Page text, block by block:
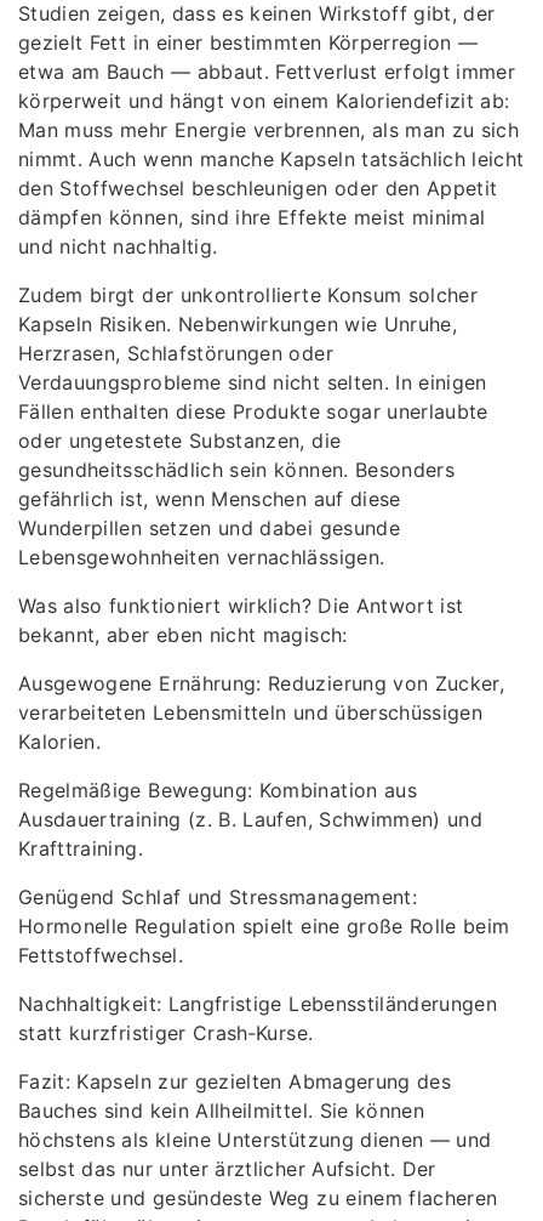
Studien zeigen, dass es keinen Wirkstoff gibt, der
gezielt Fett in einer bestimmten Körperregion —
etwa am Bauch — abbaut. Fettverlust erfolgt immer
körperweit und hängt von einem Kaloriendefizit ab:
Man muss mehr Energie verbrennen, als man zu sich
nimmt. Auch wenn manche Kapseln tatsächlich leicht
den Stoffwechsel beschleunigen oder den Appetit
dämpfen können, sind ihre Effekte meist minimal
und nicht nachhaltig.
Zudem birgt der unkontrollierte Konsum solcher
Kapseln Risiken. Nebenwirkungen wie Unruhe,
Herzrasen, Schlafstörungen oder
Verdauungsprobleme sind nicht selten. In einigen
Fällen enthalten diese Produkte sogar unerlaubte
oder ungetestete Substanzen, die
gesundheitsschädlich sein können. Besonders
gefährlich ist, wenn Menschen auf diese
Wunderpillen setzen und dabei gesunde
Lebensgewohnheiten vernachlässigen.
Was also funktioniert wirklich? Die Antwort ist
bekannt, aber eben nicht magisch:
Ausgewogene Ernährung: Reduzierung von Zucker,
verarbeiteten Lebensmitteln und überschüssigen
Kalorien.
Regelmäßige Bewegung: Kombination aus
Ausdauertraining (z. B. Laufen, Schwimmen) und
Krafttraining.
Genügend Schlaf und Stressmanagement:
Hormonelle Regulation spielt eine große Rolle beim
Fettstoffwechsel.
Nachhaltigkeit: Langfristige Lebensstiländerungen
statt kurzfristiger Crash‑Kurse.
Fazit: Kapseln zur gezielten Abmagerung des
Bauches sind kein Allheilmittel. Sie können
höchstens als kleine Unterstützung dienen — und
selbst das nur unter ärztlicher Aufsicht. Der
sicherste und gesündeste Weg zu einem flacheren